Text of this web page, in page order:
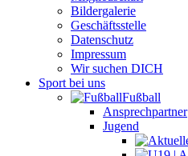
Bildergalerie
Geschäftsstelle
Datenschutz
Impressum
Wir suchen DICH
Sport bei uns
Fußball
Ansprechpartner
Jugend